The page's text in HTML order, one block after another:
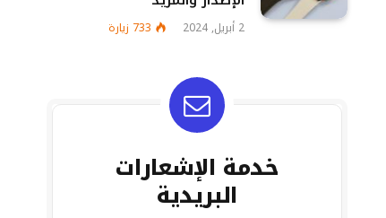
2 أبريل, 2024 733 زيارة
خدمة الإشعارات
البريدية